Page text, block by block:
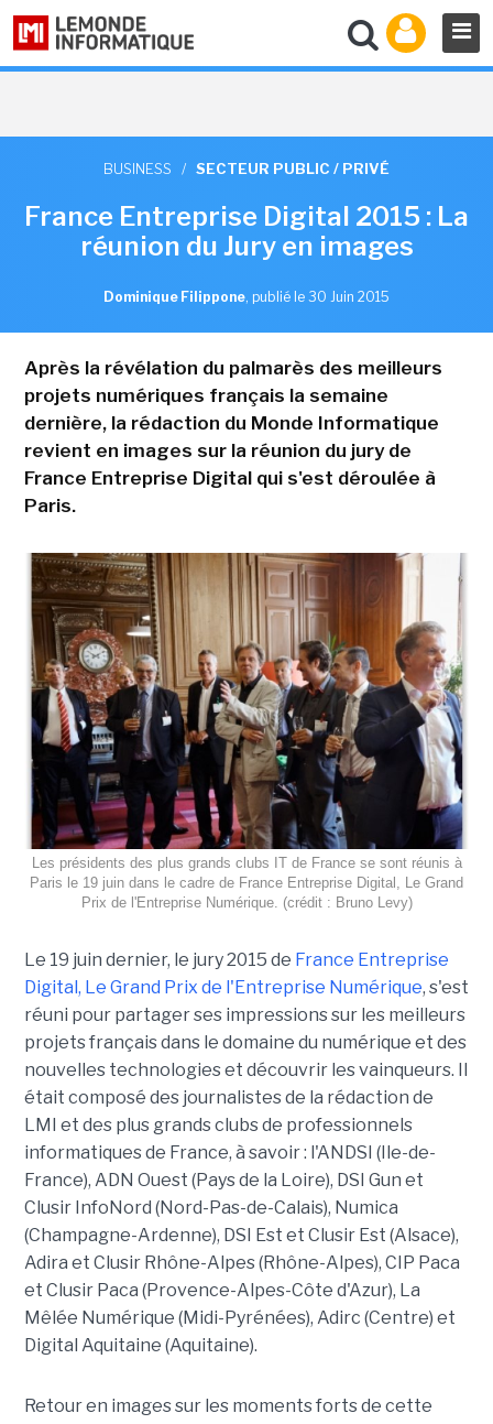
BUSINESS / SECTEUR PUBLIC / PRIVÉ
France Entreprise Digital 2015 : La
réunion du Jury en images
Dominique Filippone, publié le 30 Juin 2015
Après la révélation du palmarès des meilleurs
projets numériques français la semaine
dernière, la rédaction du Monde Informatique
revient en images sur la réunion du jury de
France Entreprise Digital qui s'est déroulée à
Paris.
Les présidents des plus grands clubs IT de France se sont réunis à
Paris le 19 juin dans le cadre de France Entreprise Digital, Le Grand
Prix de l'Entreprise Numérique. (crédit : Bruno Levy)
Le 19 juin dernier, le jury 2015 de France Entreprise
Digital, Le Grand Prix de l'Entreprise Numérique, s'est
réuni pour partager ses impressions sur les meilleurs
projets français dans le domaine du numérique et des
nouvelles technologies et découvrir les vainqueurs. Il
était composé des journalistes de la rédaction de
LMI et des plus grands clubs de professionnels
informatiques de France, à savoir : l'ANDSI (Ile-de-
France), ADN Ouest (Pays de la Loire), DSI Gun et
Clusir InfoNord (Nord-Pas-de-Calais), Numica
(Champagne-Ardenne), DSI Est et Clusir Est (Alsace),
Adira et Clusir Rhône-Alpes (Rhône-Alpes), CIP Paca
et Clusir Paca (Provence-Alpes-Côte d'Azur), La
Mêlée Numérique (Midi-Pyrénées), Adirc (Centre) et
Digital Aquitaine (Aquitaine).
Retour en images sur les moments forts de cette